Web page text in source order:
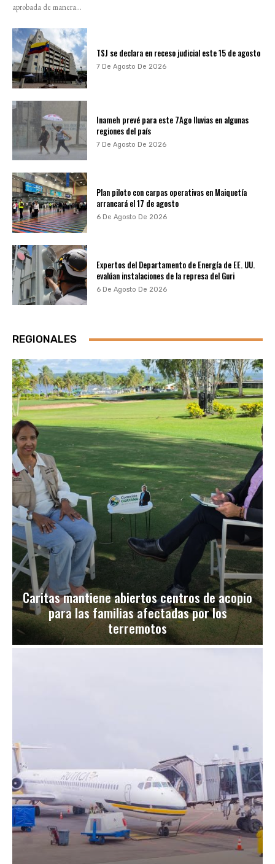
aprobada de manera...
TSJ se declara en receso judicial este 15 de agosto
7 De Agosto De 2026
Inameh prevé para este 7Ago lluvias en algunas
regiones del país
7 De Agosto De 2026
Plan piloto con carpas operativas en Maiquetía
arrancará el 17 de agosto
6 De Agosto De 2026
Expertos del Departamento de Energía de EE. UU.
evalúan instalaciones de la represa del Guri
6 De Agosto De 2026
REGIONALES
Caritas mantiene abiertos centros de acopio
para las familias afectadas por los
terremotos